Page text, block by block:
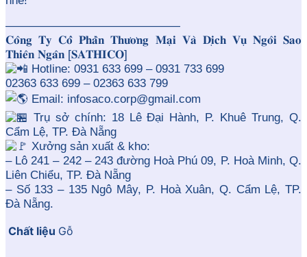
———————————————
𝐂𝐨̂𝐧𝐠 𝐓𝐲 𝐂𝐨̂̉ 𝐏𝐡𝐚̂̀𝐧 𝐓𝐡𝐮̛𝐨̛𝐧𝐠 𝐌𝐚̣𝐢 𝐕𝐚̀ 𝐃𝐢̣𝐜𝐡 𝐕𝐮̣ 𝐍𝐠𝐨̂𝐢 𝐒𝐚𝐨
𝐓𝐡𝐢𝐞̂𝐧 𝐍𝐠𝐚̂𝐧 [𝐒𝐀𝐓𝐇𝐈𝐂𝐎]
Hotline: 0931 633 699 – 0931 733 699
02363 633 699 – 02363 633 799
Email: infosaco.corp@gmail.com
Trụ sở chính: 18 Lê Đại Hành, P. Khuê Trung, Q.
Cẩm Lệ, TP. Đà Nẵng
Xưởng sản xuất & kho:
– Lô 241 – 242 – 243 đường Hoà Phú 09, P. Hoà Minh, Q.
Liên Chiểu, TP. Đà Nẵng
– Số 133 – 135 Ngô Mây, P. Hoà Xuân, Q. Cẩm Lệ, TP.
Đà Nẵng.
Chất liệu Gỗ